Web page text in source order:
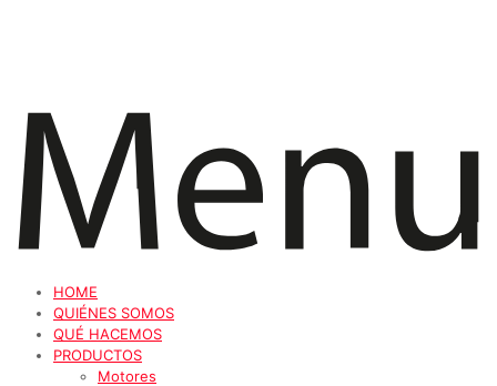
HOME
QUIÉNES SOMOS
QUÉ HACEMOS
PRODUCTOS
Motores